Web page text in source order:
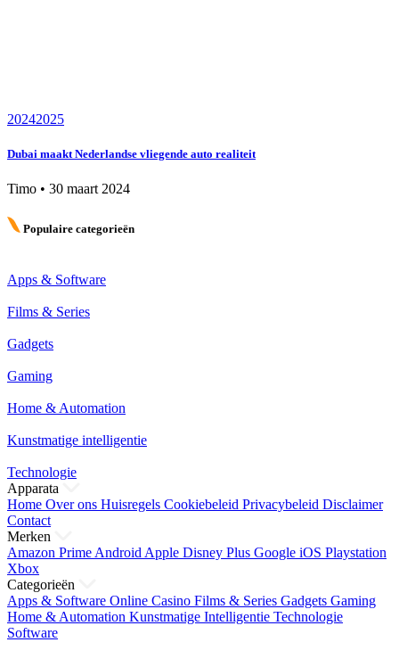
20242025
Dubai maakt Nederlandse vliegende auto realiteit
Timo • 30 maart 2024
Populaire categorieën
Apps & Software
Films & Series
Gadgets
Gaming
Home & Automation
Kunstmatige intelligentie
Technologie
Apparata
Home Over ons Huisregels Cookiebeleid Privacybeleid Disclaimer
Contact
Merken
Amazon Prime Android Apple Disney Plus Google iOS Playstation
Xbox
Categorieën
Apps & Software Online Casino Films & Series Gadgets Gaming
Home & Automation Kunstmatige Intelligentie Technologie
Software